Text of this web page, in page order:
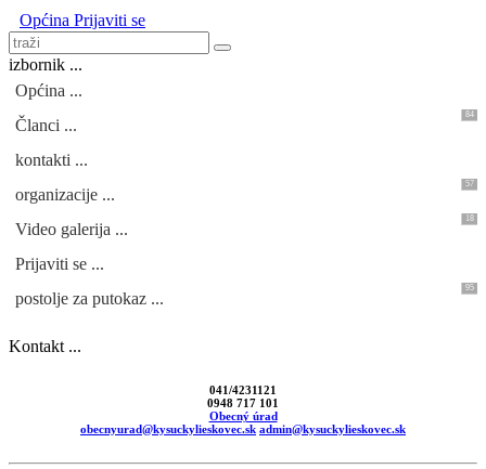
Općina Prijaviti se
izbornik ...
Općina ...
Članci ...
84
kontakti ...
organizacije ...
57
Video galerija ...
18
Prijaviti se ...
postolje za putokaz ...
95
Kontakt ...
041/4231121
0948 717 101
Obecný úrad
obecnyurad@kysuckylieskovec.sk admin@kysuckylieskovec.sk